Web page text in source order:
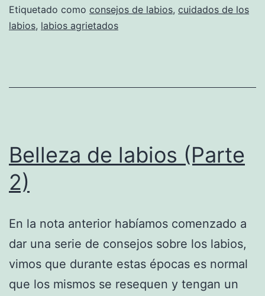
Etiquetado como consejos de labios, cuidados de los
labios, labios agrietados
Belleza de labios (Parte
2)
En la nota anterior habíamos comenzado a
dar una serie de consejos sobre los labios,
vimos que durante estas épocas es normal
que los mismos se resequen y tengan un